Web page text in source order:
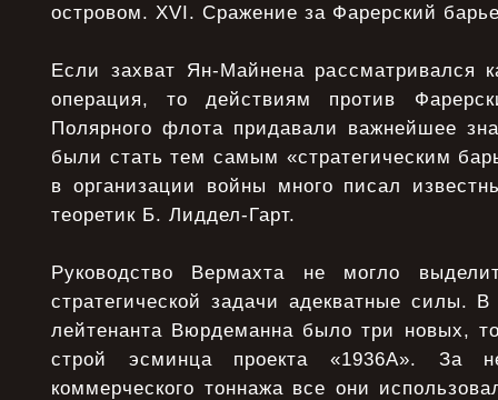
островом. XVI. Сражение за Фарерский
Если захват Ян-Майнена рассматривался
операция, то действиям против
Полярного флота придавали важнейшее
были стать тем самым «стратегическим
в организации войны много писал
теоретик Б. Лиддел-Гарт.
Руководство Вермахта не могло
стратегической задачи адекватные силы.
лейтенанта Вюрдеманна было три новых,
строй эсминца проекта «1936А». За
коммерческого тоннажа все они